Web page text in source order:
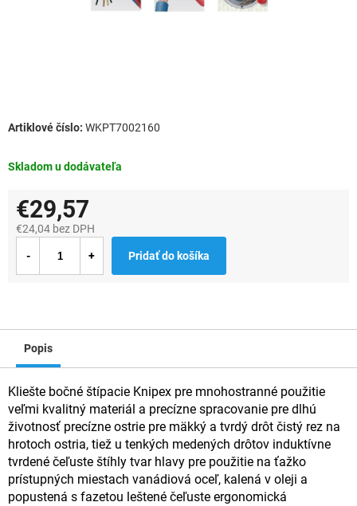
Skladom u dodávateľa
WKPT7002160
€29,57
€24,04 bez DPH
cena:
Pridať do košíka
Popis
Kliešte bočné štípacie Knipex pre mnohostranné použitie
veľmi kvalitný materiál a precízne spracovanie pre dlhú
životnosť precízne ostrie pre mäkký a tvrdý drôt čistý rez na
hrotoch ostria, tiež u tenkých medených drôtov induktívne
tvrdené čeľuste štíhly tvar hlavy pre použitie na ťažko
prístupných miestach vanádiová oceľ, kalená v oleji a
popustená s fazetou leštené čeľuste ergonomická